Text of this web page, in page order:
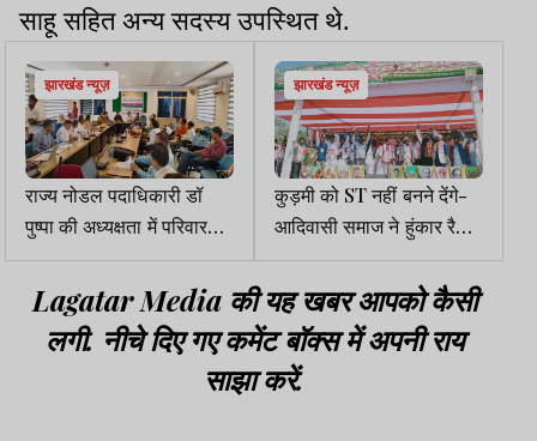
साहू सहित अन्य सदस्य उपस्थित थे.
झारखंड न्यूज़
राज्य नोडल पदाधिकारी डॉ
पुष्पा की अध्यक्षता में परिवार
नियोजन योजनाओं की प्रगति
झारखंड न्यूज़
कुड़मी को ST नहीं बनने देंगे-
आदिवासी समाज ने हुंकार रैली
निकाल दिखाई ताकत
Lagatar Media की यह खबर आपको कैसी
लगी. नीचे दिए गए कमेंट बॉक्स में अपनी राय
साझा करें.